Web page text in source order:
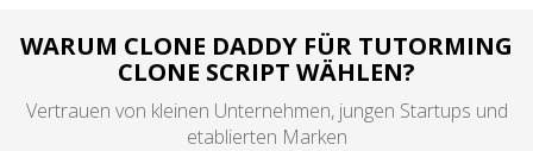
WARUM CLONE DADDY FÜR TUTORMING
CLONE SCRIPT WÄHLEN?
Vertrauen von kleinen Unternehmen, jungen Startups und
etablierten Marken